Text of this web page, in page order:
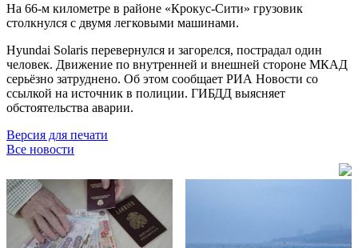
На 66-м километре в районе «Крокус-Сити» грузовик
столкнулся с двумя легковыми машинами.
Hyundai Solaris перевернулся и загорелся, пострадал один
человек. Движение по внутренней и внешней стороне МКАД
серьёзно затруднено. Об этом сообщает РИА Новости со
ссылкой на источник в полиции. ГИБДД выясняет
обстоятельства аварии.
Версия для печати
Все новости